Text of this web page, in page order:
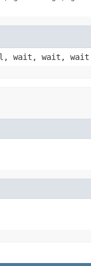
wait, wait, wait